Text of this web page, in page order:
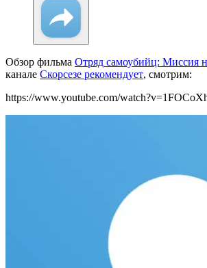
Обзор фильма Отряд самоубийц: Миссия
канале Скорсезе рекомендует, смотрим:
https://www.youtube.com/